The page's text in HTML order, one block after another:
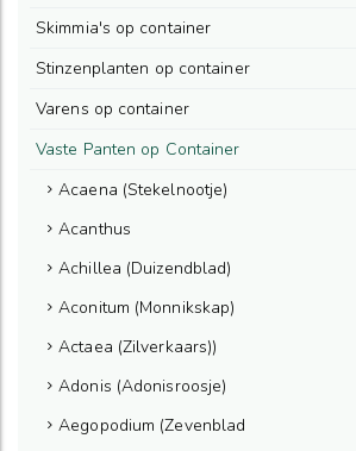
Skimmia's op container
Stinzenplanten op container
Varens op container
Vaste Panten op Container
Acaena (Stekelnootje)
Acanthus
Achillea (Duizendblad)
Aconitum (Monnikskap)
Actaea (Zilverkaars))
Adonis (Adonisroosje)
Aegopodium (Zevenblad